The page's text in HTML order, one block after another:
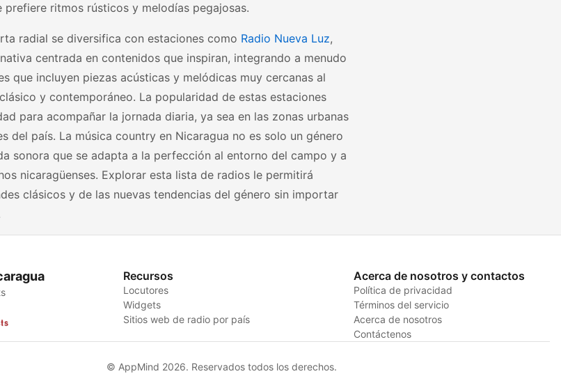
prefiere ritmos rústicos y melodías pegajosas.
radial se diversifica con estaciones como Radio Nueva Luz,
centrada en contenidos que inspiran, integrando a menudo
que incluyen piezas acústicas y melódicas muy cercanas al
y contemporáneo. La popularidad de estas estaciones
para acompañar la jornada diaria, ya sea en las zonas urbanas
del país. La música country en Nicaragua no es solo un género
sonora que se adapta a la perfección al entorno del campo y a
nicaragüenses. Explorar esta lista de radios le permitirá
clásicos y de las nuevas tendencias del género sin importar
Recursos
Locutores
Widgets
Sitios web de radio por país
Acerca de nosotros y contactos
Política de privacidad
Términos del servicio
Acerca de nosotros
Contáctenos
© AppMind 2026. Reservados todos los derechos.